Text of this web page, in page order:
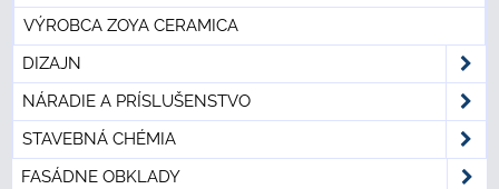
VÝROBCA ZOYA CERAMICA
DIZAJN
NÁRADIE A PRÍSLUŠENSTVO
STAVEBNÁ CHÉMIA
FASÁDNE OBKLADY